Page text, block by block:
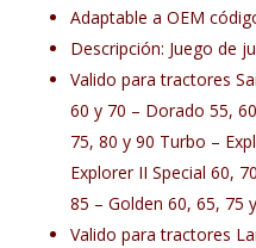
Adaptable a OEM
Descripción: Juego de
Valido para tractores
60 y 70 – Dorado 55,
75, 80 y 90 Turbo –
Explorer II Special 60,
85 – Golden 60, 65, 75
Valido para tractores